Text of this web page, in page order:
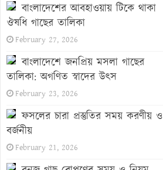
বাংলাদেশের আবহাওয়ায় টিকে থাকা
ঔষধি গাছের তালিকা
February 27, 2026
বাংলাদেশে জনপ্রিয় মসলা গাছের
তালিকা: অগণিত স্বাদের উৎস
February 23, 2026
ফসলের চারা প্রস্তুতির সময় করণীয় ও
বর্জনীয়
February 21, 2026